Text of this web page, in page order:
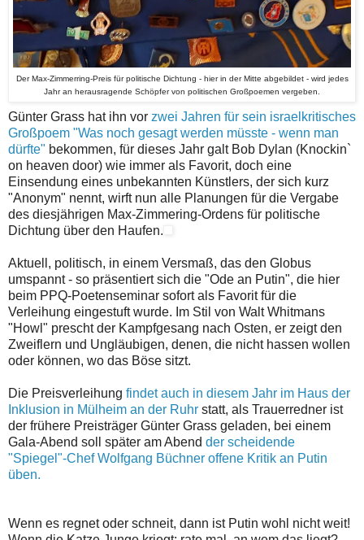
Der Max-Zimmerring-Preis für politische Dichtung - hier in der Mitte abgebildet - wird jedes
Jahr an herausragende Schöpfer von politischen Großpoemen vergeben.
Günter Grass hat ihn vor zwei Jahren für sein israelkritisches
Großpoem "Was noch gesagt werden müsste - wenn man
dürfte" bekommen, für dieses Jahr galt Bob Dylan (Knockin`
on heaven door) wie immer als Favorit, doch eine
Einsendung eines unbekannten Künstlers, der sich kurz
"Anonym" nennt, wirft nun alle Planungen für die Vergabe
des diesjährigen Max-Zimmering-Ordens für politische
Dichtung über den Haufen.
Aktuell, politisch, in einem Versmaß, das den Globus
umspannt - so präsentiert sich die "Ode an Putin", die hier
beim PPQ-Poetenseminar sofort als Favorit für die
Verleihung eingestuft wurde. Im Stil von Walt Whitmans
"Howl" prescht der Kampfgesang nach Osten, er zeigt den
Zweiflern und Ungläubigen, denen, die nicht hassen wollen
oder können, wo das Böse sitzt.
Die Preisverleihung findet auch in diesem Jahr im Haus der
Inklusion in Mülheim an der Ruhr statt, als Trauerredner ist
der frühere Preisträger Günter Grass geladen, bei einem
Gala-Abend soll später am Abend der scheidende
"Spiegel"-Chef Wolfgang Büchner offene Kritik an Putin
üben.
Wenn es regnet oder schneit, dann ist Putin wohl nicht weit!